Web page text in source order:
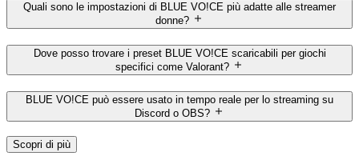
Quali sono le impostazioni di BLUE VO!CE più adatte alle streamer
donne?
Dove posso trovare i preset BLUE VO!CE scaricabili per giochi
specifici come Valorant?
BLUE VO!CE può essere usato in tempo reale per lo streaming su
Discord o OBS?
Scopri di più